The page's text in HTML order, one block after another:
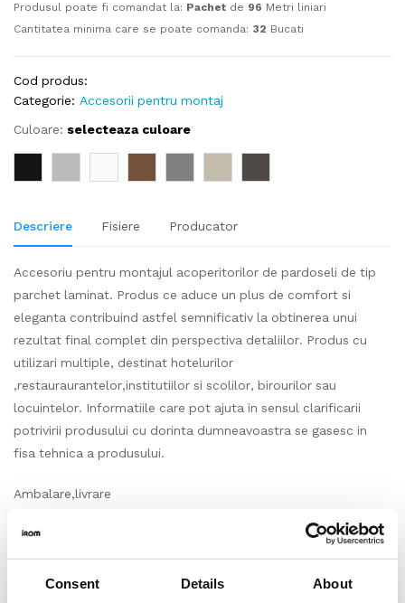
Consent Details About
Produsul poate fi comandat la: Pachet de 96 Metri liniari
Cantitatea minima care se poate comanda: 32 Bucati
Cod produs:
Categorie: Accesorii pentru montaj
Culoare: selecteaza culoare
Descriere Fisiere Producator
Accesoriu pentru montajul acoperitorilor de pardoseli de tip
parchet laminat. Produs ce aduce un plus de comfort si
eleganta contribuind astfel semnificativ la obtinerea unui
rezultat final complet din perspectiva detaliilor. Produs cu
utilizari multiple, destinat hotelurilor
,restauraurantelor,institutiilor si scolilor, birourilor sau
locuintelor. Informatiile care pot ajuta in sensul clarificarii
potrivirii produsului cu dorinta dumneavoastra se gasesc in
fisa tehnica a produsului.
Ambalare,livrare
Accesoriu produs si impachetat la bucata, cantitate standard
pe bucata (m2/buc) conform prezentarii produsului pe
site. Produs vandut la bucata, conform modului in care se